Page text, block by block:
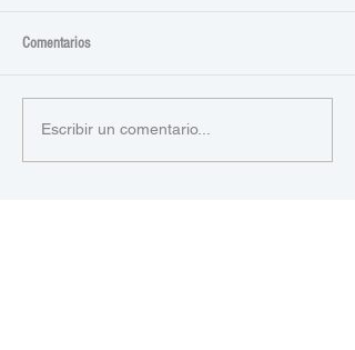
Comentarios
Escribir un comentario...